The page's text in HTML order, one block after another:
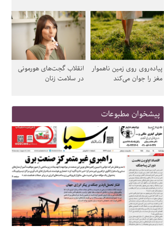
پیاده‌روی روی زمین ناهموار
مغز را جوان می‌کند
انقلاب گجت‌های هورمونی
در سلامت زنان
پیشخوان مطبوعات